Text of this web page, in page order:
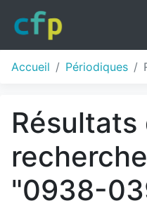
Accueil Périodiques
Résultats
"0938-